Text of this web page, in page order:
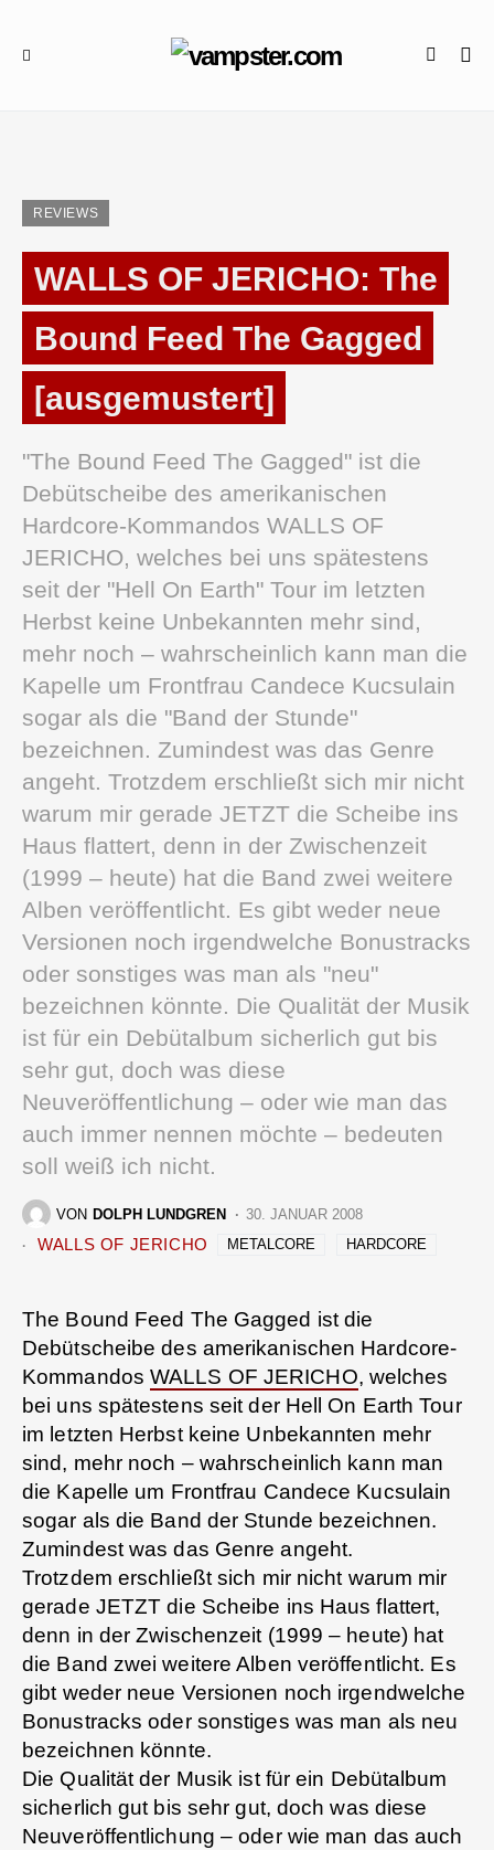
REVIEWS
WALLS OF JERICHO: The
Bound Feed The Gagged
[ausgemustert]
"The Bound Feed The Gagged" ist die
Debütscheibe des amerikanischen
Hardcore-Kommandos WALLS OF
JERICHO, welches bei uns spätestens
seit der "Hell On Earth" Tour im letzten
Herbst keine Unbekannten mehr sind,
mehr noch – wahrscheinlich kann man die
Kapelle um Frontfrau Candece Kucsulain
sogar als die "Band der Stunde"
bezeichnen. Zumindest was das Genre
angeht. Trotzdem erschließt sich mir nicht
warum mir gerade JETZT die Scheibe ins
Haus flattert, denn in der Zwischenzeit
(1999 – heute) hat die Band zwei weitere
Alben veröffentlicht. Es gibt weder neue
Versionen noch irgendwelche Bonustracks
oder sonstiges was man als "neu"
bezeichnen könnte. Die Qualität der Musik
ist für ein Debütalbum sicherlich gut bis
sehr gut, doch was diese
Neuveröffentlichung – oder wie man das
auch immer nennen möchte – bedeuten
soll weiß ich nicht.
VON DOLPH LUNDGREN 30. JANUAR 2008
WALLS OF JERICHO METALCORE HARDCORE
The Bound Feed The Gagged ist die
Debütscheibe des amerikanischen Hardcore-
Kommandos WALLS OF JERICHO, welches
bei uns spätestens seit der Hell On Earth Tour
im letzten Herbst keine Unbekannten mehr
sind, mehr noch – wahrscheinlich kann man
die Kapelle um Frontfrau Candece Kucsulain
sogar als die Band der Stunde bezeichnen.
Zumindest was das Genre angeht.
Trotzdem erschließt sich mir nicht warum mir
gerade JETZT die Scheibe ins Haus flattert,
denn in der Zwischenzeit (1999 – heute) hat
die Band zwei weitere Alben veröffentlicht. Es
gibt weder neue Versionen noch irgendwelche
Bonustracks oder sonstiges was man als neu
bezeichnen könnte.
Die Qualität der Musik ist für ein Debütalbum
sicherlich gut bis sehr gut, doch was diese
Neuveröffentlichung – oder wie man das auch